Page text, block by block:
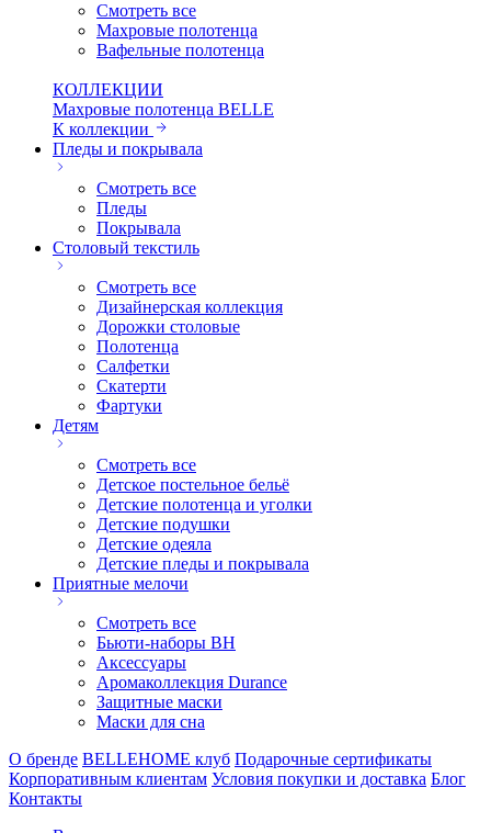
Смотреть все
Махровые полотенца
Вафельные полотенца
КОЛЛЕКЦИИ
Махровые полотенца BELLE
К коллекции
Пледы и покрывала
Смотреть все
Пледы
Покрывала
Столовый текстиль
Смотреть все
Дизайнерская коллекция
Дорожки столовые
Полотенца
Салфетки
Скатерти
Фартуки
Детям
Смотреть все
Детское постельное бельё
Детские полотенца и уголки
Детские подушки
Детские одеяла
Детские пледы и покрывала
Приятные мелочи
Смотреть все
Бьюти-наборы ВН
Аксессуары
Аромаколлекция Durance
Защитные маски
Маски для сна
О бренде BELLEHOME клуб Подарочные сертификаты
Корпоративным клиентам Условия покупки и доставка Блог
Контакты